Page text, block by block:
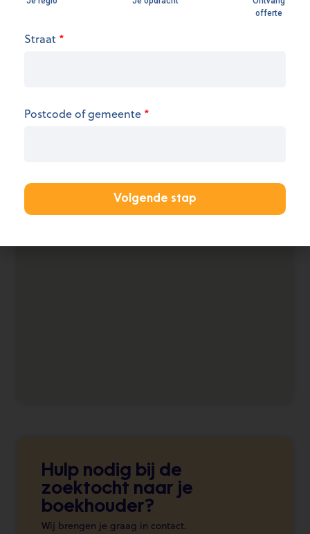
Hulp nodig bij de
zoektocht naar je
boekhouder?
Wij brengen je graag in contact.
KANTOOR AANMELDEN
Straat *
Postcode of gemeente *
Volgende stap